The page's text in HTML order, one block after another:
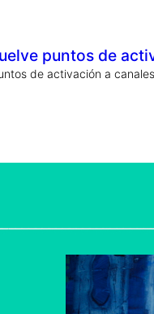
puntos de
de activación a